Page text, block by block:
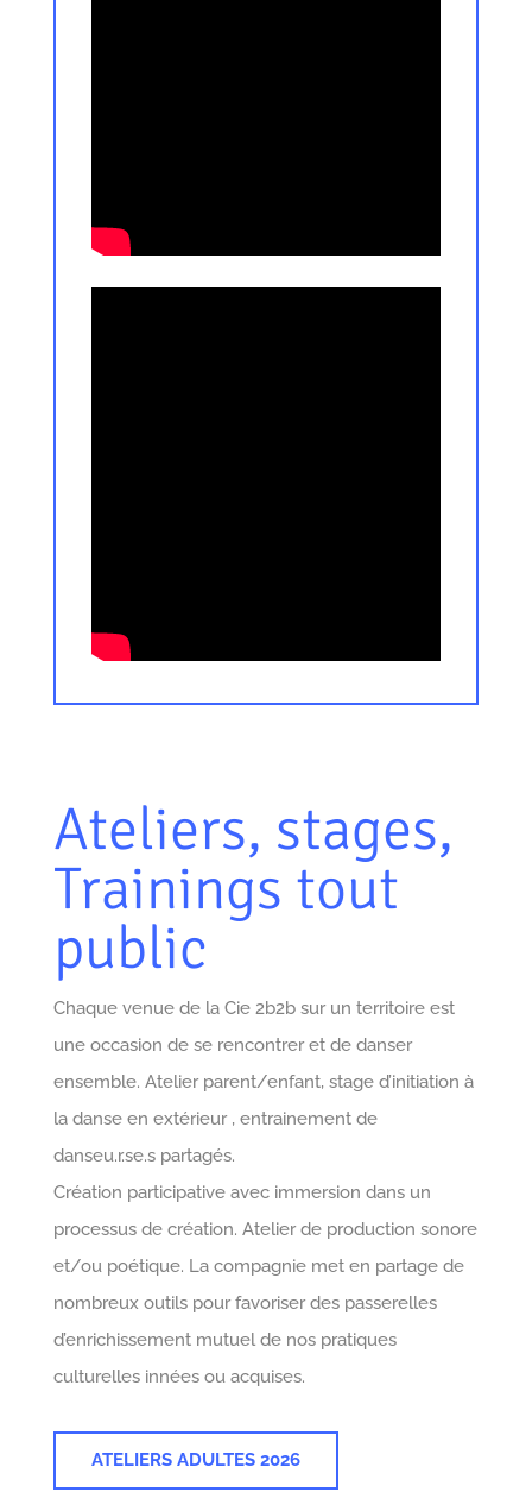
Ateliers, stages,
Trainings tout
public
Chaque venue de la Cie 2b2b sur un territoire est
une occasion de se rencontrer et de danser
ensemble. Atelier parent/enfant, stage d’initiation à
la danse en extérieur , entrainement de
danseu.r.se.s partagés.
Création participative avec immersion dans un
processus de création. Atelier de production sonore
et/ou poétique. La compagnie met en partage de
nombreux outils pour favoriser des passerelles
d’enrichissement mutuel de nos pratiques
culturelles innées ou acquises.
ATELIERS ADULTES 2026